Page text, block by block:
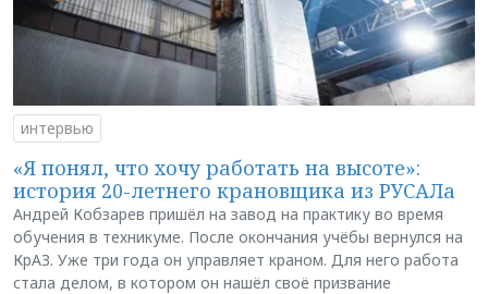
интервью
«Я понял, что хочу работать на высоте»:
история 20-летнего крановщика из РУСАЛа
Андрей Кобзарев пришёл на завод на практику во время
обучения в техникуме. После окончания учёбы вернулся на
КрАЗ. Уже три года он управляет краном. Для него работа
стала делом, в котором он нашёл своё призвание